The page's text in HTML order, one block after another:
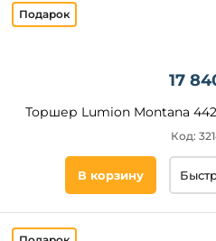
17
Торшер Lumion Montana
Код:
В корзину